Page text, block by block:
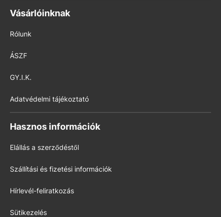
Vásárlóinknak
Rólunk
ÁSZF
GY.I.K.
Adatvédelmi tájékoztató
Hasznos információk
Elállás a szerződéstől
Szállítási és fizetési információk
Hírlevél-feliratkozás
Sütikezelés